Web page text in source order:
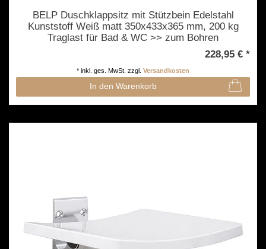
BELP Duschklappsitz mit Stützbein Edelstahl
Kunststoff Weiß matt 350x433x365 mm, 200 kg
Traglast für Bad & WC >> zum Bohren
228,95 € *
In den Warenkorb
* inkl. ges. MwSt. zzgl. Versandkosten